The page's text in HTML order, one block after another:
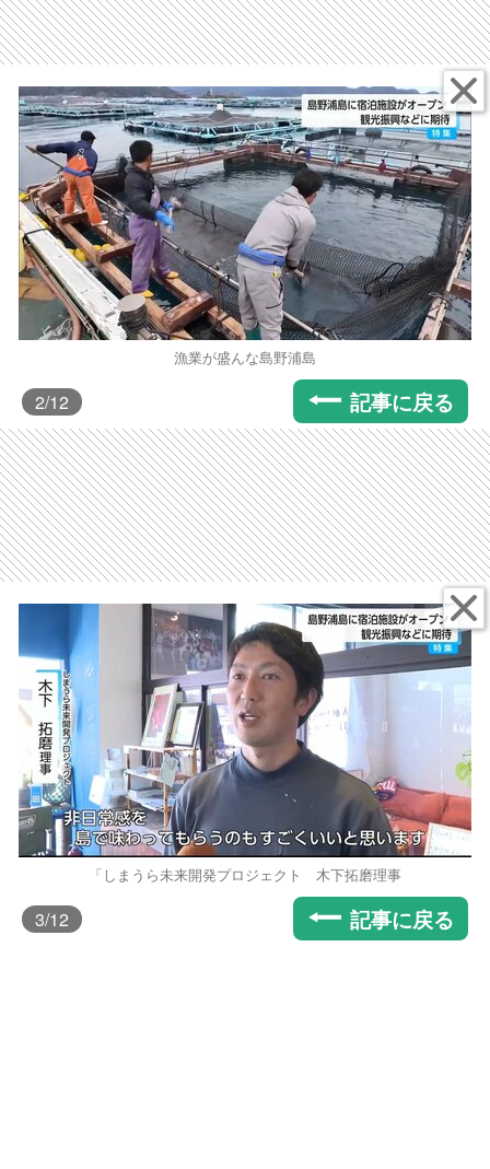
漁業が盛んな島野浦島
2/12 記事に戻る
「しまうら未来開発プロジェクト 木下拓磨理事
3/12 記事に戻る